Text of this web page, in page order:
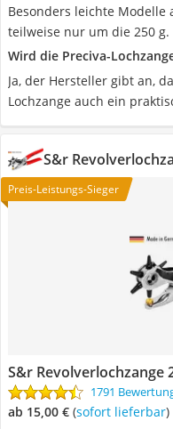
Besonders leichte Modelle
teilweise nur um die 250 g.
Wird die Preciva-
Ja, der Hersteller gibt an,
Lochzange auch ein
S&r
Preis-Leistungs-Sieger
S&r Revolverlochzange
1791
ab 15,00 € ( Sofort lieferbar)